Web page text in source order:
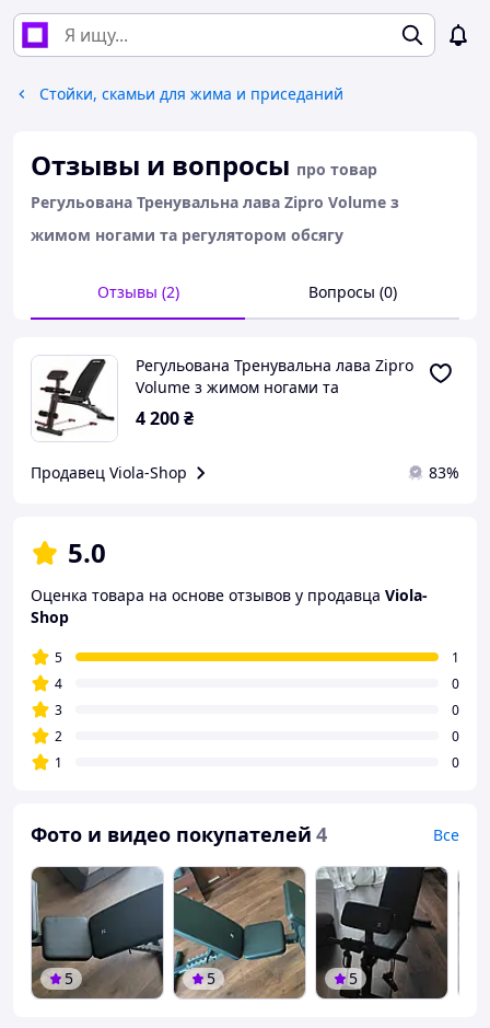
Стойки, скамьи для жима и приседаний
Отзывы и вопросы про товар
Регульована Тренувальна лава Zipro Volume з
жимом ногами та регулятором обсягу
Отзывы (2) Вопросы (0)
Регульована Тренувальна лава Zipro
Volume з жимом ногами та
регулятором обсягу
4 200₴
Продавец Viola-Shop 83%
5.0
Оценка товара на основе отзывов у продавца Viola-
Shop
5
1
4
0
3
0
2
0
1
0
Фото и видео покупателей 4 Все
5 5 5